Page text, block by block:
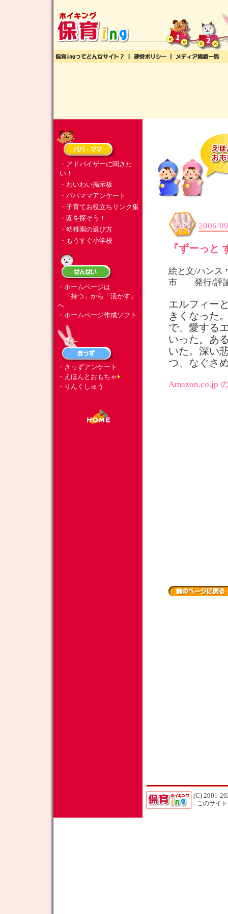
・アドバイザーに聞きた
い！
・わいわい掲示板
・パパママアンケート
・子育てお役立ちリンク集
・園を探そう！
・幼稚園の選び方
・もうすぐ小学校
・ホームページは
「持つ」から「活かす」
へ
・ホームページ作成ソフト
・きっずアンケート
・えほんとおもちゃ
・りんくしゅう
2006/
『ずーっと
絵と文/ハン
市 発行/評
エルフィー
きくなった
で、愛する
いった。あ
いた。深い
つ、なぐさ
Amazon.co.jp
(C) 2001-
- このサイ